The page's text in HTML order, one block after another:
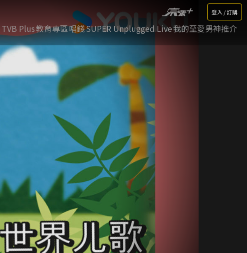
登入 / 訂購
TVB Plus教育專區唱錢SUPER Unplugged Live我的至愛男神推介